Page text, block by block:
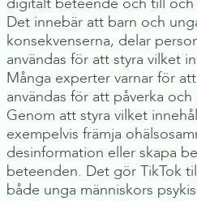
digitalt beteende och till
Det innebär att barn och
konsekvenserna, delar
användas för att styra vilket
Många experter varnar för
användas för att påverka och
Genom att styra vilket
exempelvis främja
desinformation eller skapa
beteenden. Det gör TikTok
både unga människors